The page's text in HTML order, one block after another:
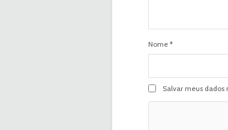
Nome *
Salvar meus